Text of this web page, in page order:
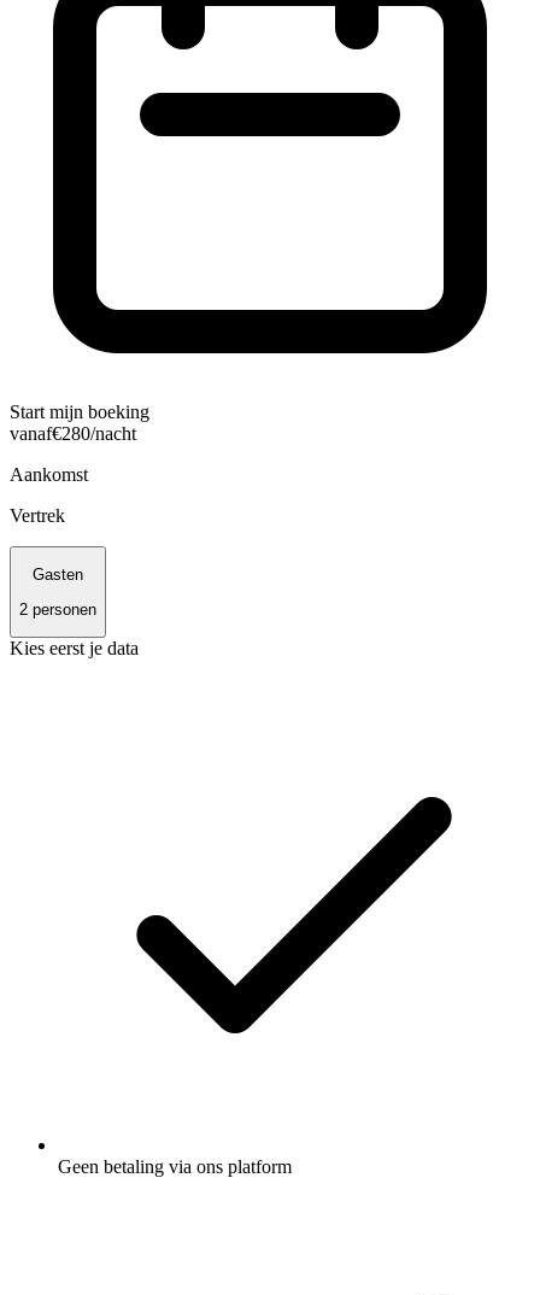
Start mijn boeking
vanaf€280/nacht
Aankomst
Vertrek
Gasten
2 personen
Kies eerst je data
Geen betaling via ons platform